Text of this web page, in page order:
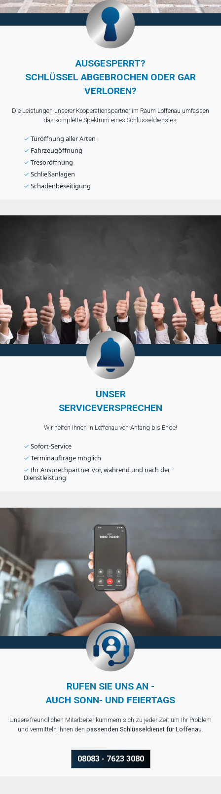
AUSGESPERRT?
SCHLÜSSEL ABGEBROCHEN ODER GAR
VERLOREN?
Die Leistungen unserer Kooperationspartner im Raum Loffenau umfassen
das komplette Spektrum eines Schlüsseldienstes:
✓ Türöffnung aller Arten
✓ Fahrzeugöffnung
✓ Tresoröffnung
✓ Schließanlagen
✓ Schadenbeseitigung
UNSER
SERVICEVERSPRECHEN
Wir helfen Ihnen in Loffenau von Anfang bis Ende!
✓ Sofort-Service
✓ Terminaufträge möglich
✓ Ihr Ansprechpartner vor, während und nach der
Dienstleistung
RUFEN SIE UNS AN -
AUCH SONN- UND FEIERTAGS
Unsere freundlichen Mitarbeiter kümmern sich zu jeder Zeit um Ihr Problem
und vermitteln Ihnen den passenden Schlüsseldienst für Loffenau
08083 - 7623 3080